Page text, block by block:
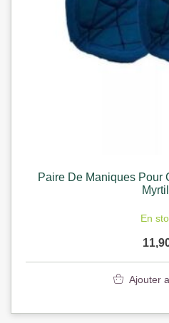
Paire De Maniques Pour
En
Ajouter